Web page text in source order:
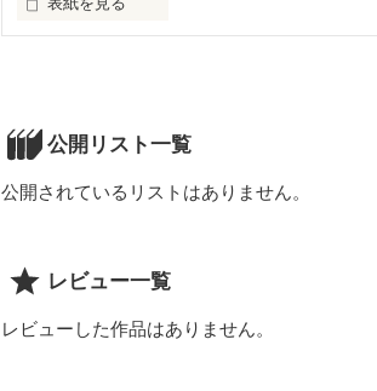
笹岡亜恋(ｻｻｵｶ ｱﾚﾝ) 17歳
2人の出会いは学校…ではなく同じマンション
公開リスト一覧
公開されているリストはありません。
レビュー一覧
レビューした作品はありません。